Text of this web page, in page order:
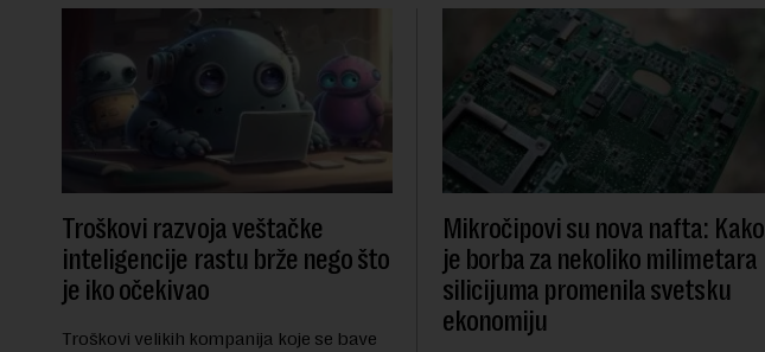
Troškovi razvoja veštačke
inteligencije rastu brže nego što
je iko očekivao
Troškovi velikih kompanija koje se bave
Mikročipovi su nova nafta: Kako
je borba za nekoliko milimetara
silicijuma promenila svetsku
ekonomiju